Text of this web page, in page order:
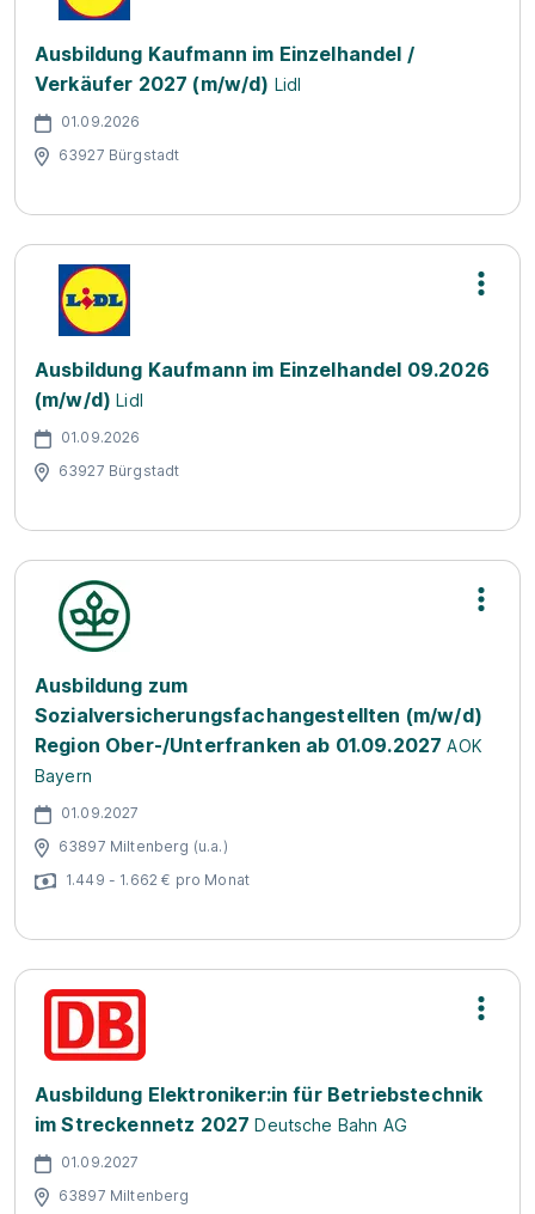
Ausbildung Kaufmann im Einzelhandel /
Verkäufer 2027 (m/w/d) Lidl
01.09.2026
63927 Bürgstadt
Ausbildung Kaufmann im Einzelhandel 09.2026
(m/w/d) Lidl
01.09.2026
63927 Bürgstadt
Ausbildung zum
Sozialversicherungsfachangestellten (m/w/d)
Region Ober-/Unterfranken ab 01.09.2027 AOK
Bayern
01.09.2027
63897 Miltenberg (u.a.)
1.449 - 1.662 € pro Monat
Ausbildung Elektroniker:in für Betriebstechnik
im Streckennetz 2027 Deutsche Bahn AG
01.09.2027
63897 Miltenberg